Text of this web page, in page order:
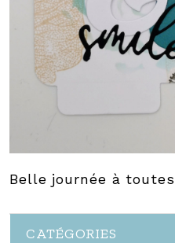
Belle journée à toutes
CATÉGORIES